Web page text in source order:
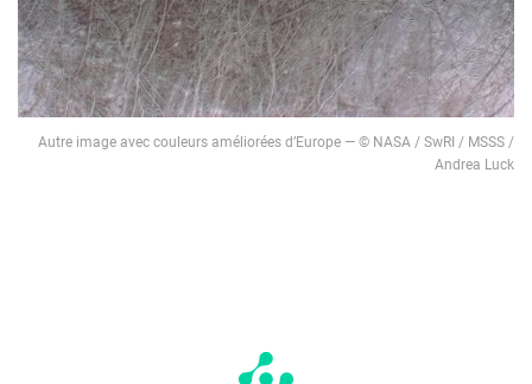
Autre image avec couleurs améliorées d’Europe — © NASA / SwRI / MSSS /
Andrea Luck